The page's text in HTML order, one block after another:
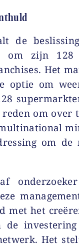
de
om zijn 128
Het
optie om
om over
om de
met het
de
Het